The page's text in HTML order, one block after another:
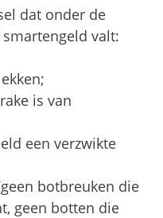
dat onder de
valt:
is van
een verzwikte
botbreuken die
geen botten die